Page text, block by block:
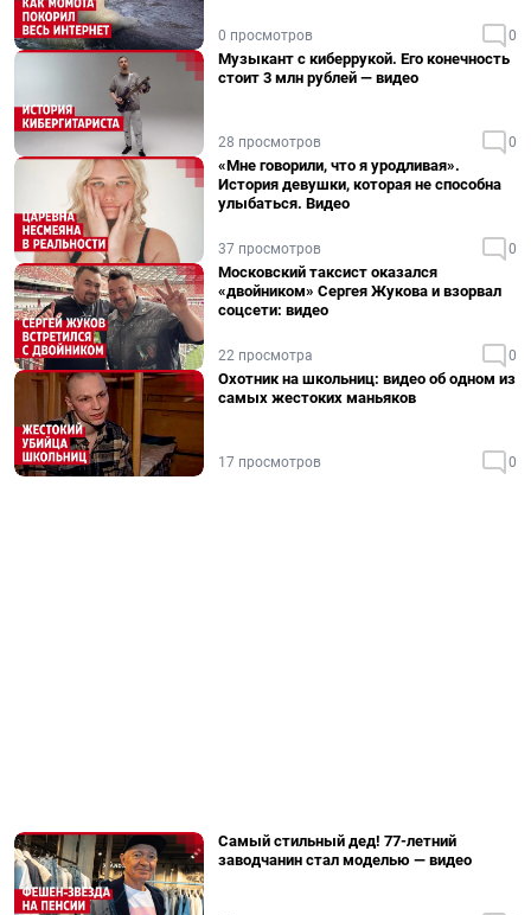
0 просмотров 0
Музыкант с киберрукой. Его конечность
стоит 3 млн рублей — видео
28 просмотров 0
«Мне говорили, что я уродливая».
История девушки, которая не способна
улыбаться. Видео
37 просмотров 0
Московский таксист оказался
«двойником» Сергея Жукова и взорвал
соцсети: видео
22 просмотра 0
Охотник на школьниц: видео об одном из
самых жестоких маньяков
17 просмотров 0
Самый стильный дед! 77-летний
заводчанин стал моделью — видео